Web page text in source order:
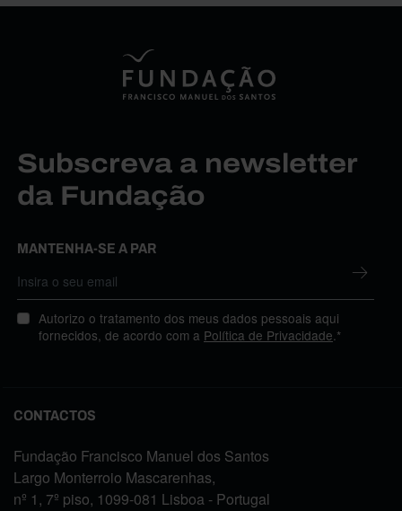
Subscreva a newsletter
da Fundação
MANTENHA-SE A PAR
Autorizo o tratamento dos meus dados pessoais aqui
fornecidos, de acordo com a Política de Privacidade.*
CONTACTOS
Fundação Francisco Manuel dos Santos
Largo Monterroio Mascarenhas,
nº 1, 7º piso, 1099-081 Lisboa - Portugal